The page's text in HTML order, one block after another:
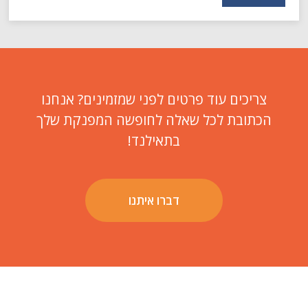
צריכים עוד פרטים לפני שמזמינים? אנחנו
הכתובת לכל שאלה לחופשה המפנקת שלך
בתאילנד!
דברו איתנו